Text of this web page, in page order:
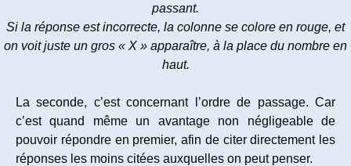
passant.
Si la réponse est incorrecte, la colonne se colore en rouge, et
on voit juste un gros « X » apparaître, à la place du nombre en
haut.
La seconde, c’est concernant l’ordre de passage. Car
c’est quand même un avantage non négligeable de
pouvoir répondre en premier, afin de citer directement les
réponses les moins citées auxquelles on peut penser.